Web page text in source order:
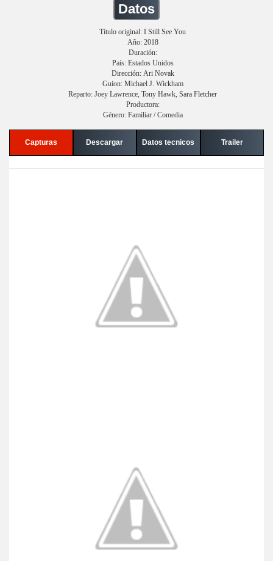
Datos
Título original: I Still See You
Año: 2018
Duración:
País: Estados Unidos
Dirección: Ari Novak
Guion: Michael J. Wickham
Reparto: Joey Lawrence, Tony Hawk, Sara Fletcher
Productora:
Género: Familiar / Comedia
Capturas Descargar Datos tecnicos Trailer